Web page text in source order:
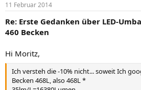
11 Februar 2014
Re: Erste Gedanken über LED-
460 Becken
Hi Moritz,
Ich versteh die -10% nicht... soweit Ich
Becken 468L, also 468L *